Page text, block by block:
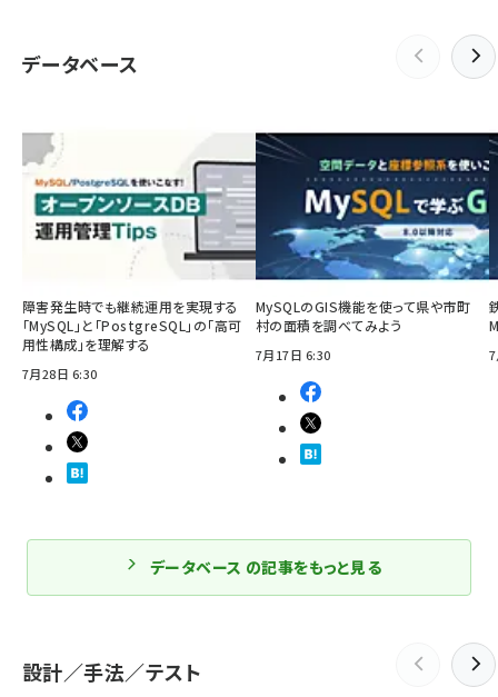
データベース
障害発生時でも継続運用を実現する
「MySQL」と「PostgreSQL」の「高可
用性構成」を理解する
7月28日 6:30
MySQLのGIS機能を使って県や市町
村の面積を調べてみよう
7月17日 6:30
データベース の記事をもっと見る
設計／手法／テスト